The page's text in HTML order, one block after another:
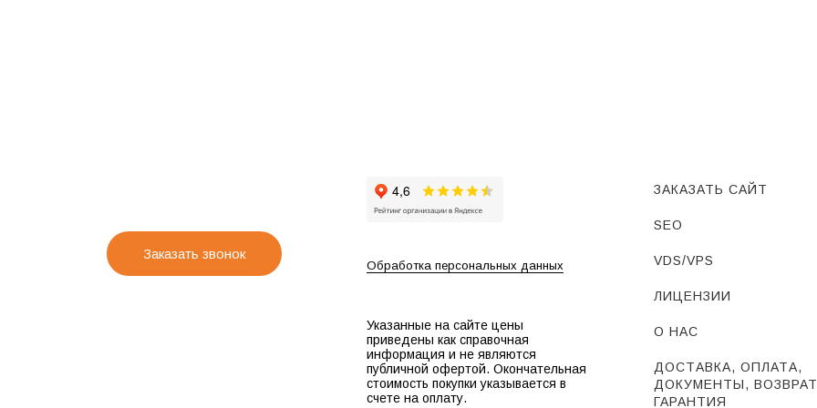
Заказать звонок
Обработка персональных данных
Указанные на сайте цены
приведены как справочная
информация и не являются
публичной офертой. Окончательная
стоимость покупки указывается в
счете на оплату.
ЗАКАЗАТЬ САЙТ
SEO
VDS/VPS
ЛИЦЕНЗИИ
О НАС
ДОСТАВКА, ОПЛАТА,
ДОКУМЕНТЫ,
ГАРАНТИЯ